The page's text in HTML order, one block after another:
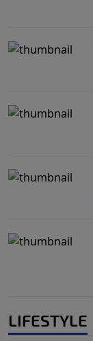
LIFESTYLE